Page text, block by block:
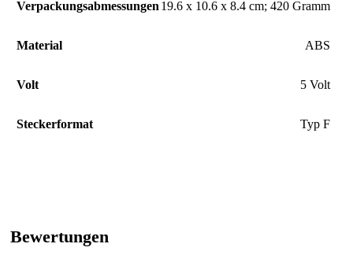
Verpackungsabmessungen ‎19.6 x 10.6 x 8.4 cm; 420 Gramm
Material ‎ABS
Volt ‎5 Volt
Steckerformat ‎Typ F
Bewertungen